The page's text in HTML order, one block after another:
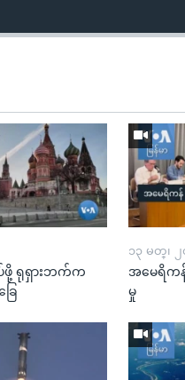
ဖို့ ရုရှားဘက်က
ေ
၁၃ မတ္၊ ၂
အမေရိ
မှု